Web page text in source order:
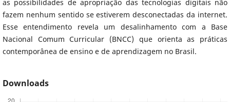
as possibilidades de apropriação das tecnologias digitais não
fazem nenhum sentido se estiverem desconectadas da internet.
Esse entendimento revela um desalinhamento com a Base
Nacional Comum Curricular (BNCC) que orienta as práticas
contemporânea de ensino e de aprendizagem no Brasil.
Downloads